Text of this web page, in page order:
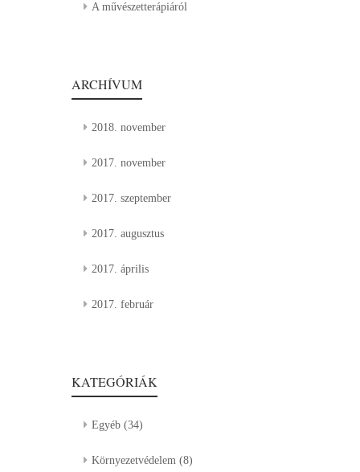
A művészetterápiáról
ARCHÍVUM
2018. november
2017. november
2017. szeptember
2017. augusztus
2017. április
2017. február
KATEGÓRIÁK
Egyéb (34)
Környezetvédelem (8)